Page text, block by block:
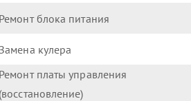
Ремонт блока питания
Замена кулера
Ремонт платы управления
(восстановление)